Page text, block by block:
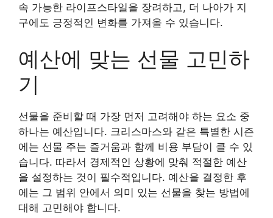
속 가능한 라이프스타일을 장려하고, 더 나아가 지
구에도 긍정적인 변화를 가져올 수 있습니다.
예산에 맞는 선물 고민하
기
선물을 준비할 때 가장 먼저 고려해야 하는 요소 중
하나는 예산입니다. 크리스마스와 같은 특별한 시즌
에는 선물 주는 즐거움과 함께 비용 부담이 클 수 있
습니다. 따라서 경제적인 상황에 맞춰 적절한 예산
을 설정하는 것이 필수적입니다. 예산을 결정한 후
에는 그 범위 안에서 의미 있는 선물을 찾는 방법에
대해 고민해야 합니다.